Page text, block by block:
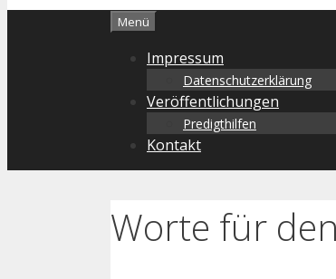
Menü
Impressum
Datenschutzerklärung
Veröffentlichungen
Predigthilfen
Kontakt
Worte für